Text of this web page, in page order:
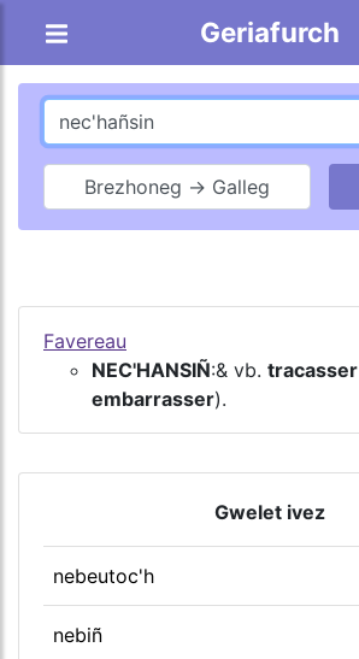
Geriafurch
Brezhoneg → Galleg
Favereau
NEC'HANSIÑ:& vb. tracasser
embarrasser).
Gwelet ivez
nebeutoc'h
nebiñ